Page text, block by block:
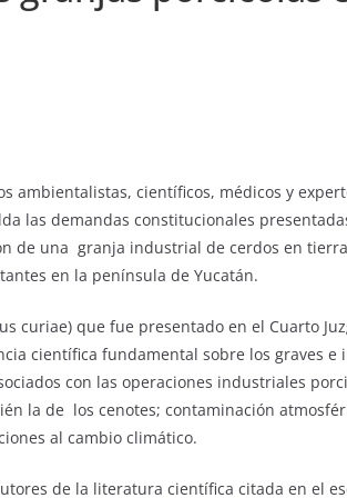
ambientalistas, científicos, médicos y
las demandas constitucionales
de una granja industrial de cerdos en
en la península de Yucatán.
curiae) que fue presentado en el Cuarto
científica fundamental sobre los graves e
con las operaciones industriales
la de los cenotes; contaminación
al cambio climático.
de la literatura científica citada en el